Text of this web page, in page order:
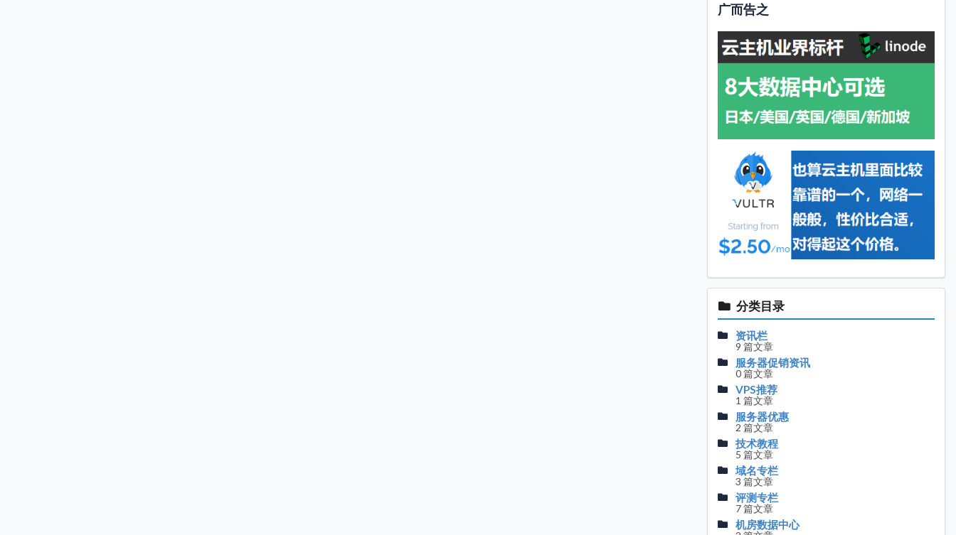
广而告之
分类目录
资讯栏
9 篇文章
服务器促销资讯
0 篇文章
VPS推荐
1 篇文章
服务器优惠
2 篇文章
技术教程
5 篇文章
域名专栏
3 篇文章
评测专栏
7 篇文章
机房数据中心